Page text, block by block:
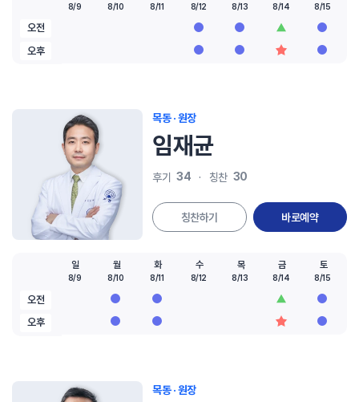
오전
오후
8/9 8/10 8/11 8/12 8/13 8/14 8/15
목동 · 원장
임재균
후기 34 칭찬 30
칭찬하기 바로예약
오전
오후
일
8/9
월
8/10
화
8/11
수
8/12
목
8/13
금
8/14
토
8/15
목동 · 원장